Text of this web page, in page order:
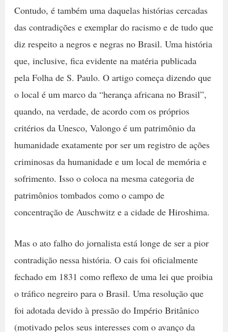
Contudo, é também uma daquelas histórias cercadas
das contradições e exemplar do racismo e de tudo que
diz respeito a negros e negras no Brasil. Uma história
que, inclusive, fica evidente na matéria publicada
pela Folha de S. Paulo. O artigo começa dizendo que
o local é um marco da “herança africana no Brasil”,
quando, na verdade, de acordo com os próprios
critérios da Unesco, Valongo é um patrimônio da
humanidade exatamente por ser um registro de ações
criminosas da humanidade e um local de memória e
sofrimento. Isso o coloca na mesma categoria de
patrimônios tombados como o campo de
concentração de Auschwitz e a cidade de Hiroshima.
Mas o ato falho do jornalista está longe de ser a pior
contradição nessa história. O cais foi oficialmente
fechado em 1831 como reflexo de uma lei que proibia
o tráfico negreiro para o Brasil. Uma resolução que
foi adotada devido à pressão do Império Britânico
(motivado pelos seus interesses com o avanço da